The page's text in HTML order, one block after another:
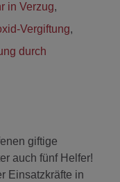
in Verzug,
Vergiftung,
durch
giftige
auch fünf Helfer!
Einsatzkräfte in